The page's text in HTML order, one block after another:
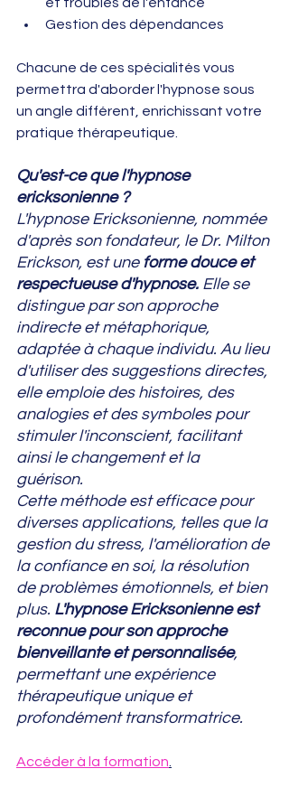
et troubles de l'enfance
Gestion des dépendances
Chacune de ces spécialités vous
permettra d'aborder l'hypnose sous
un angle différent, enrichissant votre
pratique thérapeutique.
Qu'est-ce que l'hypnose
ericksonienne ?
L'hypnose Ericksonienne, nommée
d'après son fondateur, le Dr. Milton
Erickson, est une forme douce et
respectueuse d'hypnose. Elle se
distingue par son approche
indirecte et métaphorique,
adaptée à chaque individu. Au lieu
d'utiliser des suggestions directes,
elle emploie des histoires, des
analogies et des symboles pour
stimuler l'inconscient, facilitant
ainsi le changement et la
guérison.
Cette méthode est efficace pour
diverses applications, telles que la
gestion du stress, l'amélioration de
la confiance en soi, la résolution
de problèmes émotionnels, et bien
plus. L'hypnose Ericksonienne est
reconnue pour son approche
bienveillante et personnalisée,
permettant une expérience
thérapeutique unique et
profondément transformatrice.
Accéder à la formation.